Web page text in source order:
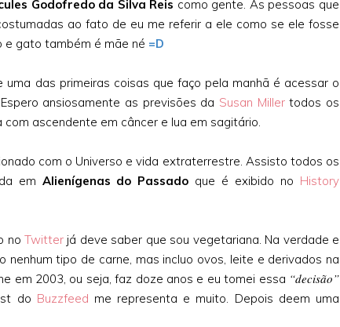
Godofredo da Silva Reis como gente. As pessoas que
ao fato de eu me referir a ele como se ele fosse
e gato também é mãe né =D
das primeiras coisas que faço pela manhã é acessar o
ansiosamente as previsões da Susan Millertodos os
ascendente em câncer e lua em sagitário.
com o Universo e vida extraterrestre. Assisto todos os
em Alienígenas do Passado que é exibido no History
noTwitter já deve saber que sou vegetariana. Na verdade e
nenhum tipo de carne, mas incluo ovos, leite e derivados na
em 2003, ou seja, faz doze anos e eu tomei essa “decisão”
do Buzzfeed me representa e muito. Depois deem uma